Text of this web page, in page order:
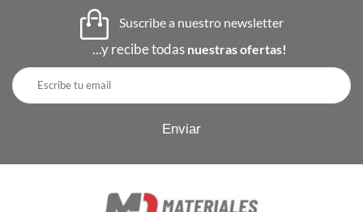
Suscribe a nuestro newsletter
...y recibe todas nuestras ofertas!